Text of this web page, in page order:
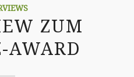
ZUM
AWARD